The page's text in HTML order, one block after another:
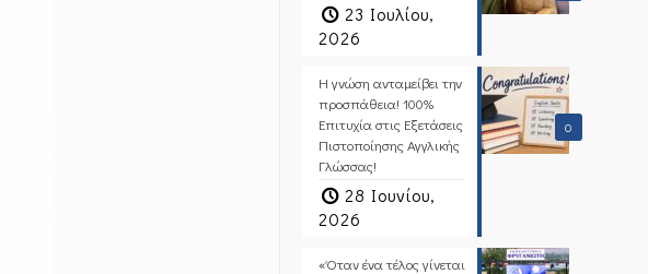
23 Ιουλίου,
2026
0
Η γνώση ανταμείβει την
προσπάθεια! 100%
Επιτυχία στις Εξετάσεις
Πιστοποίησης Αγγλικής
Γλώσσας!
28 Ιουνίου,
2026
«Όταν ένα τέλος γίνεται